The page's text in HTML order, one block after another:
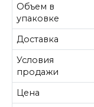
Объем в
упаковке
Доставка
Условия
продажи
Цена